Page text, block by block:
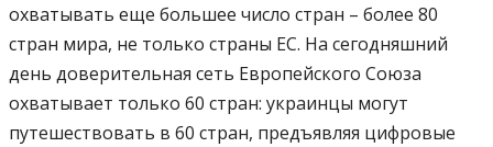
охватывать еще большее число стран – более 80
стран мира, не только страны ЕС. На сегодняшний
день доверительная сеть Европейского Союза
охватывает только 60 стран: украинцы могут
путешествовать в 60 стран, предъявляя цифровые